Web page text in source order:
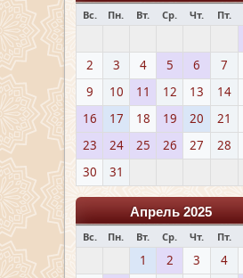
Вс. Пн. Вт. Ср. Чт. Пт.
2
3 4 5 6 7
9
10 11 12 13 14
16
17 18 19 20 21
23
24 25 26 27 28
30
31
Апрель 2025
Вс. Пн. Вт. Ср. Чт. Пт.
1 2 3 4